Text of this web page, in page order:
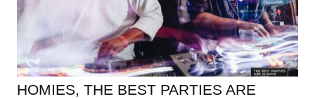
HOMIES, THE BEST PARTIES ARE